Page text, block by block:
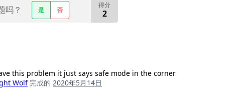
吗？ 是 否
得分
2
this problem it just says safe mode in the corner
Wolf 完成的2020年5月14日